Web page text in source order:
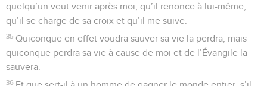
quelqu’un veut venir après moi, qu’il renonce à lui-même,
qu’il se charge de sa croix et qu’il me suive.
35 Quiconque en effet voudra sauver sa vie la perdra, mais
quiconque perdra sa vie à cause de moi et de l’Évangile la
sauvera.
36